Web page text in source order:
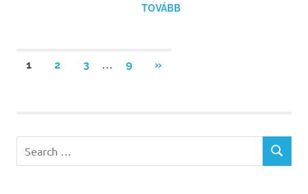
TOVÁBB
Bejegyzések
1 2 3 … 9
NEXT
»
SEARCH